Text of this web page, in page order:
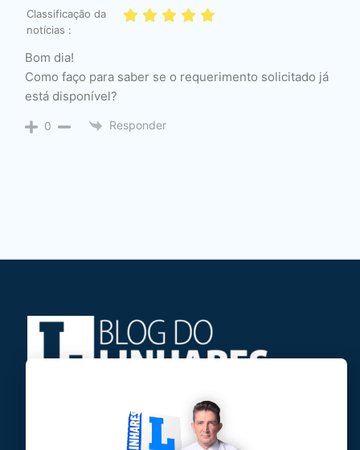
Classificação da
notícias :
Bom dia!
Como faço para saber se o requerimento solicitado já
está disponível?
0 Responder
Jose Linhares Jr é maranhense.
Formado em Jornalismo, estudou filosofia